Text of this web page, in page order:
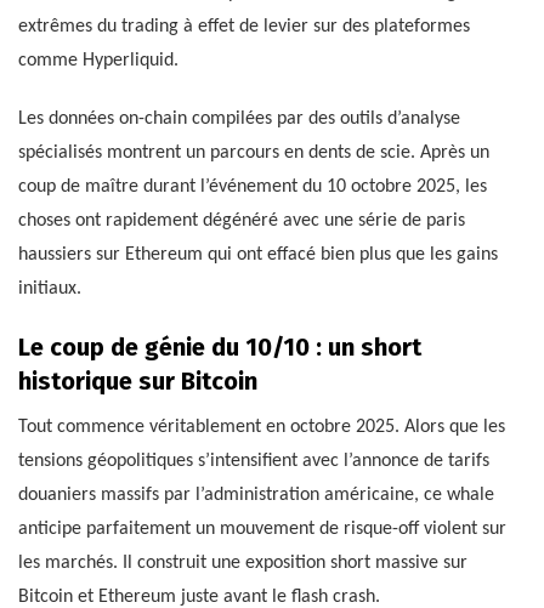
extrêmes du trading à effet de levier sur des plateformes
comme Hyperliquid.
Les données on-chain compilées par des outils d’analyse
spécialisés montrent un parcours en dents de scie. Après un
coup de maître durant l’événement du 10 octobre 2025, les
choses ont rapidement dégénéré avec une série de paris
haussiers sur Ethereum qui ont effacé bien plus que les gains
initiaux.
Le coup de génie du 10/10 : un short
historique sur Bitcoin
Tout commence véritablement en octobre 2025. Alors que les
tensions géopolitiques s’intensifient avec l’annonce de tarifs
douaniers massifs par l’administration américaine, ce whale
anticipe parfaitement un mouvement de risque-off violent sur
les marchés. Il construit une exposition short massive sur
Bitcoin et Ethereum juste avant le flash crash.